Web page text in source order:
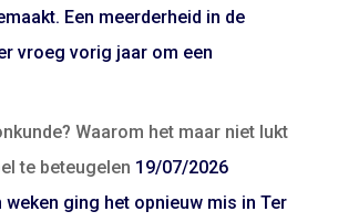
Een meerderheid in de
vroeg vorig jaar om een
Waarom het maar niet lukt
te beteugelen 19/07/2026
weken ging het opnieuw mis in Ter